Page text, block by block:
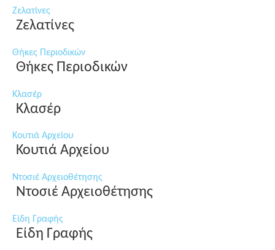
Ζελατίνες
Ζελατίνες
Θήκες Περιοδικών
Θήκες Περιοδικών
Κλασέρ
Κλασέρ
Κουτιά Αρχείου
Κουτιά Αρχείου
Ντοσιέ Αρχειοθέτησης
Ντοσιέ Αρχειοθέτησης
Είδη Γραφής
Είδη Γραφής